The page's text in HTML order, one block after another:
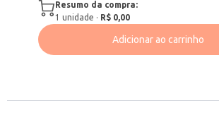
Resumo da compra:
1 unidade · R$ 0,00
Adicionar ao carrinho